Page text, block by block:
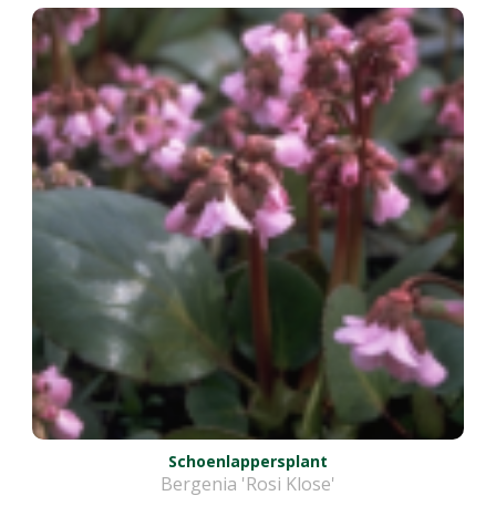
Schoenlappersplant
Bergenia 'Rosi Klose'